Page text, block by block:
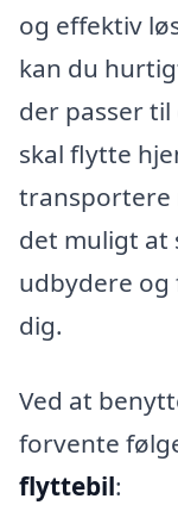
og effektiv
kan du
der passer
skal flytte
transportere
det muligt at
udbydere
dig.
Ved at
forvente
flyttebil: